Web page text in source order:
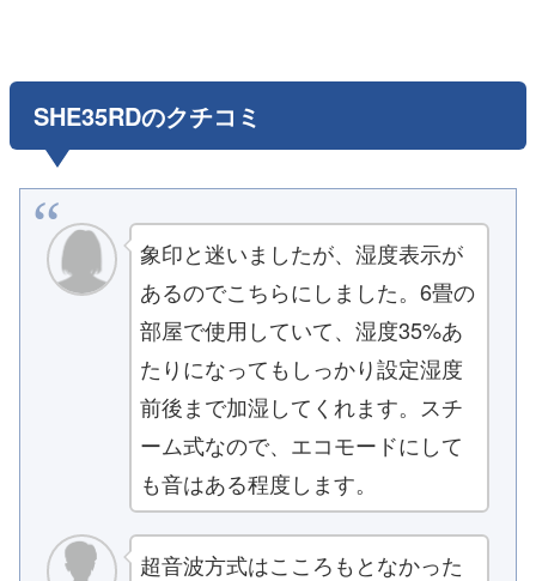
SHE35RDのクチコミ
象印と迷いましたが、湿度表示が
あるのでこちらにしました。6畳の
部屋で使用していて、湿度35%あ
たりになってもしっかり設定湿度
前後まで加湿してくれます。スチ
ーム式なので、エコモードにして
も音はある程度します。
超音波方式はこころもとなかった